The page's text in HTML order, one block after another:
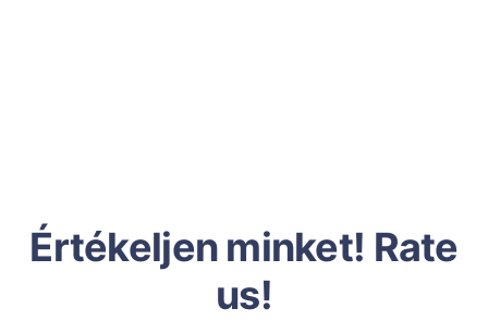
Értékeljen minket! Rate
us!